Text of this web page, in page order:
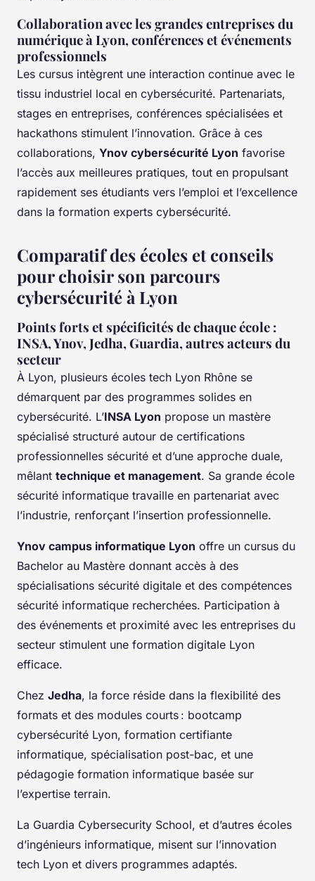
Collaboration avec les grandes entreprises du
numérique à Lyon, conférences et événements
professionnels
Les cursus intègrent une interaction continue avec le
tissu industriel local en cybersécurité. Partenariats,
stages en entreprises, conférences spécialisées et
hackathons stimulent l’innovation. Grâce à ces
collaborations, Ynov cybersécurité Lyon favorise
l’accès aux meilleures pratiques, tout en propulsant
rapidement ses étudiants vers l’emploi et l’excellence
dans la formation experts cybersécurité.
Comparatif des écoles et conseils
pour choisir son parcours
cybersécurité à Lyon
Points forts et spécificités de chaque école :
INSA, Ynov, Jedha, Guardia, autres acteurs du
secteur
À Lyon, plusieurs écoles tech Lyon Rhône se
démarquent par des programmes solides en
cybersécurité. L’INSA Lyon propose un mastère
spécialisé structuré autour de certifications
professionnelles sécurité et d’une approche duale,
mêlant technique et management. Sa grande école
sécurité informatique travaille en partenariat avec
l’industrie, renforçant l’insertion professionnelle.
Ynov campus informatique Lyon offre un cursus du
Bachelor au Mastère donnant accès à des
spécialisations sécurité digitale et des compétences
sécurité informatique recherchées. Participation à
des événements et proximité avec les entreprises du
secteur stimulent une formation digitale Lyon
efficace.
Chez Jedha, la force réside dans la flexibilité des
formats et des modules courts : bootcamp
cybersécurité Lyon, formation certifiante
informatique, spécialisation post-bac, et une
pédagogie formation informatique basée sur
l’expertise terrain.
La Guardia Cybersecurity School, et d’autres écoles
d’ingénieurs informatique, misent sur l’innovation
tech Lyon et divers programmes adaptés.